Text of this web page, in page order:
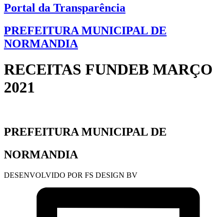
Portal da Transparência
PREFEITURA MUNICIPAL DE
NORMANDIA
RECEITAS FUNDEB MARÇO
2021
PREFEITURA MUNICIPAL DE
NORMANDIA
DESENVOLVIDO POR FS DESIGN BV